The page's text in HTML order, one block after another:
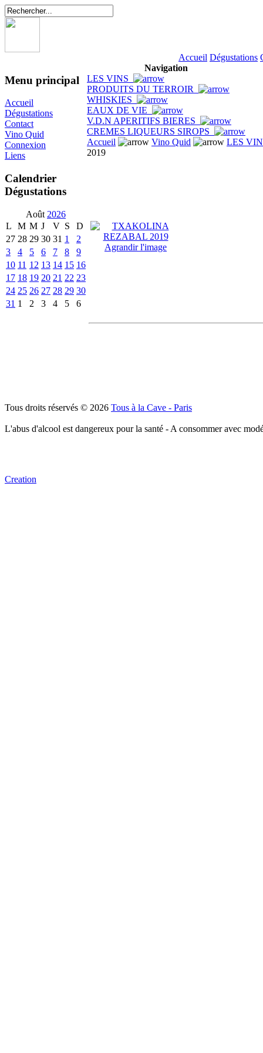
Accueil Dégustations
Menu principal
Accueil
Dégustations
Contact
Vino Quid
Connexion
Liens
Calendrier
Dégustations
Août 2026
L
M M J V S
D
27 28 29 30 31 1
2
3
4 5 6 7 8
9
10 11 12 13 14 15 16
17 18 19 20 21 22 23
24 25 26 27 28 29 30
31 1 2 3 4 5 6
Navigation
LES VINS
PRODUITS DU TERROIR
WHISKIES
EAUX DE VIE
V.D.N APERITIFS BIERES
CREMES LIQUEURS SIROPS
Accueil
Vino Quid
LES
2019
Agrandir l'image
Tous droits réservés © 2026 Tous à la Cave - Paris
L'abus d'alcool est dangereux pour la santé - A consommer avec
Creation